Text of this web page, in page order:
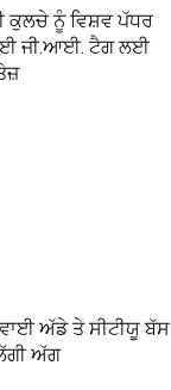
ਕੁਲਚੇ ਨੂੰ ਵਿਸ਼ਵ ਪੱਧਰ
ਜੀ.ਆਈ. ਟੈਗ ਲਈ
ਅੱਡੇ ਤੇ ਸੀਟੀਯੂ ਬੱਸ
ਅੱਗ